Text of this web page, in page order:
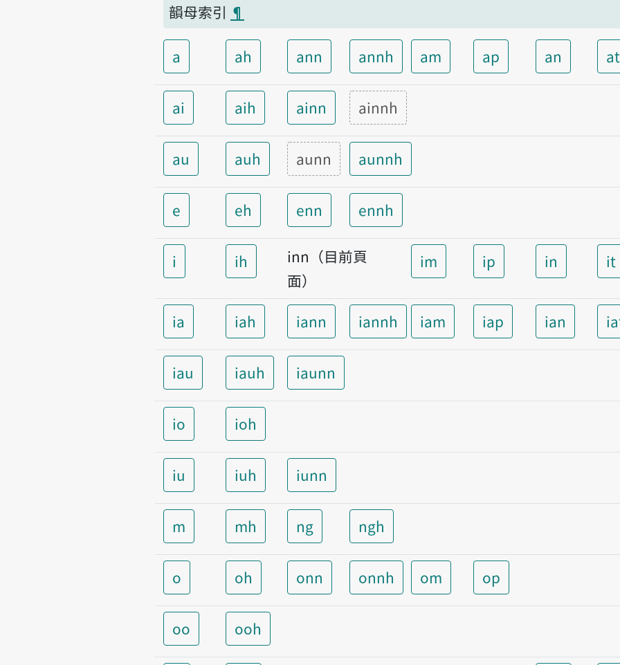
韻母索引 ¶
a ah ann annh am ap an at
ai aih ainn ainnh
au auh aunn aunnh
e eh enn ennh
i ih
inn（目前頁
面）
im ip in it
ia iah iann iannh iam iap ian
iau iauh iaunn
io ioh
iu iuh iunn
m mh ng ngh
o oh onn onnh om op
oo ooh